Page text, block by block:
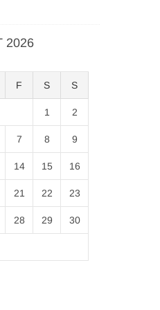
2026
F S S
1 2
7 8 9
14 15 16
21 22 23
28 29 30